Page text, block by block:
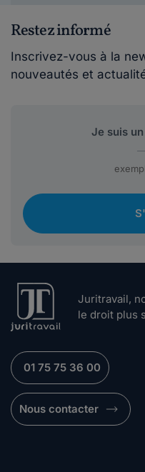
Restez informé
Inscrivez-vous à la
nouveautés et
Juritravail,
le droit plus
01 75 75 36 00
Nous contacter